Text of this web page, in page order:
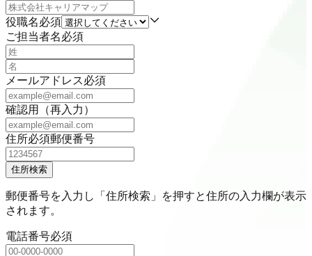
役職名必須
ご担当者名必須
メールアドレス必須
確認用（再入力）
住所必須郵便番号
住所検索
郵便番号を入力し「住所検索」を押すと住所の入力欄が表示
されます。
電話番号必須